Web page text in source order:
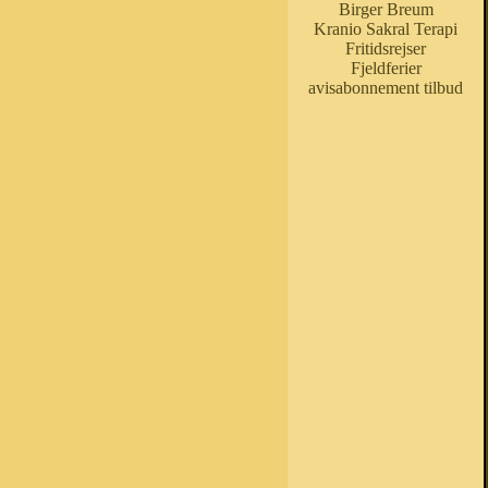
Birger Breum
Kranio Sakral Terapi
Fritidsrejser
Fjeldferier
avisabonnement tilbud